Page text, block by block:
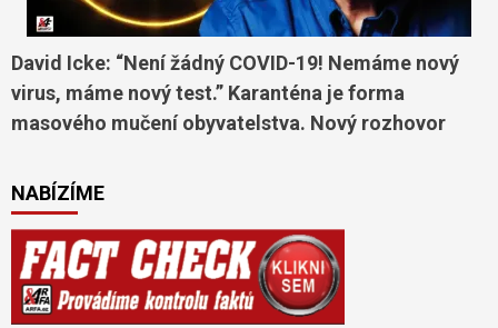
David Icke: “Není žádný COVID-19! Nemáme nový
virus, máme nový test.” Karanténa je forma
masového mučení obyvatelstva. Nový rozhovor
NABÍZÍME